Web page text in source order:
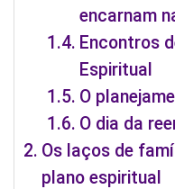
encarnam
Encontros
Espiritual
O
O dia da
Os laços de
plano espiritual